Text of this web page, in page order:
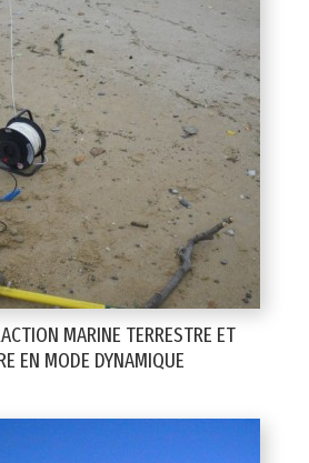
MARINE TERRESTRE ET
EN MODE DYNAMIQUE